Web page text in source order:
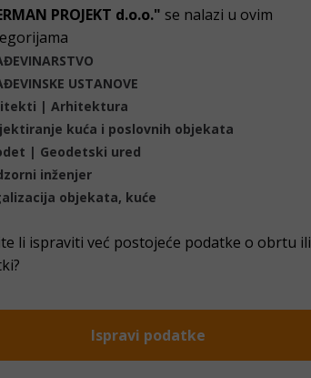
PROJEKT d.o.o." se nalazi u ovim
USTANOVE
| Arhitektura
kuća i poslovnih objekata
| Geodetski ured
inženjer
objekata, kuće
li ispraviti već postojeće podatke o obrtu ili
Ispravi podatke